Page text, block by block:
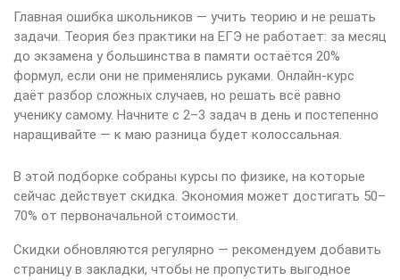
Главная ошибка школьников — учить теорию и не решать
задачи. Теория без практики на ЕГЭ не работает: за месяц
до экзамена у большинства в памяти остаётся 20%
формул, если они не применялись руками. Онлайн-курс
даёт разбор сложных случаев, но решать всё равно
ученику самому. Начните с 2–3 задач в день и постепенно
наращивайте — к маю разница будет колоссальная.
В этой подборке собраны курсы по физике, на которые
сейчас действует скидка. Экономия может достигать 50–
70% от первоначальной стоимости.
Скидки обновляются регулярно — рекомендуем добавить
страницу в закладки, чтобы не пропустить выгодное